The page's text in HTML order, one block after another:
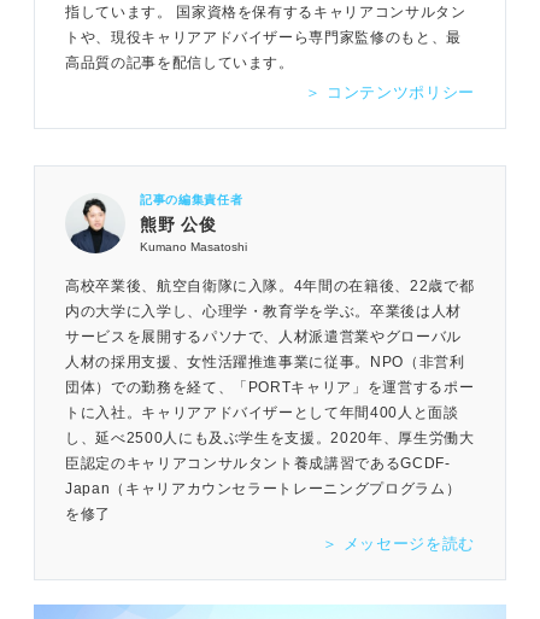
指しています。 国家資格を保有するキャリアコンサルタン
トや、現役キャリアアドバイザーら専門家監修のもと、最
高品質の記事を配信しています。
＞ コンテンツポリシー
記事の編集責任者
熊野 公俊
Kumano Masatoshi
高校卒業後、航空自衛隊に入隊。4年間の在籍後、22歳で都
内の大学に入学し、心理学・教育学を学ぶ。卒業後は人材
サービスを展開するパソナで、人材派遣営業やグローバル
人材の採用支援、女性活躍推進事業に従事。NPO（非営利
団体）での勤務を経て、「PORTキャリア」を運営するポー
トに入社。キャリアアドバイザーとして年間400人と面談
し、延べ2500人にも及ぶ学生を支援。2020年、厚生労働大
臣認定のキャリアコンサルタント養成講習であるGCDF-
Japan（キャリアカウンセラートレーニングプログラム）
を修了
＞ メッセージを読む